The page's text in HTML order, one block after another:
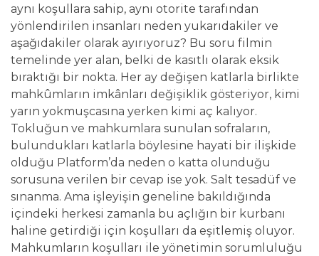
aynı koşullara sahip, aynı otorite tarafından
yönlendirilen insanları neden yukarıdakiler ve
aşağıdakiler olarak ayırıyoruz? Bu soru filmin
temelinde yer alan, belki de kasıtlı olarak eksik
bıraktığı bir nokta. Her ay değişen katlarla birlikte
mahkûmların imkânları değişiklik gösteriyor, kimi
yarın yokmuşcasına yerken kimi aç kalıyor.
Tokluğun ve mahkumlara sunulan sofraların,
bulundukları katlarla böylesine hayati bir ilişkide
olduğu Platform’da neden o katta olunduğu
sorusuna verilen bir cevap ise yok. Salt tesadüf ve
sınanma. Ama işleyişin geneline bakıldığında
içindeki herkesi zamanla bu açlığın bir kurbanı
haline getirdiği için koşulları da eşitlemiş oluyor.
Mahkumların koşulları ile yönetimin sorumluluğu